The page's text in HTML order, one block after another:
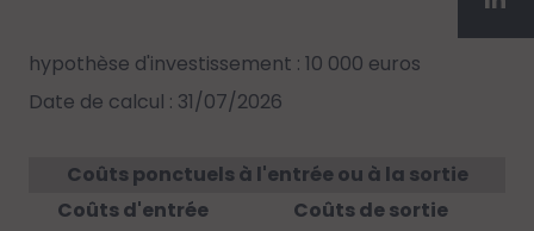
hypothèse d'investissement : 10 000 euros
Date de calcul : 31/07/2026
Coûts ponctuels à l'entrée ou à la sortie
Coûts d'entrée
Coûts de sortie